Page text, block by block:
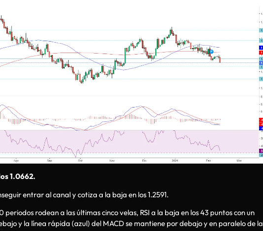
1.0662.
entrar al canal y cotiza a la baja en los 1.2591.
periodos rodean a las últimas cinco velas, RSI a la baja en los 43 puntos con un
y la línea rápida (azul) del MACD se mantiene por debajo y en paralelo de la